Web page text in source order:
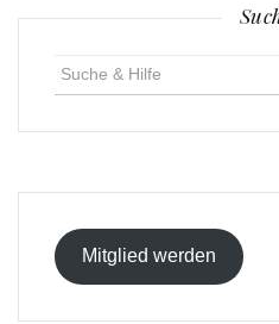
Mitglied werden